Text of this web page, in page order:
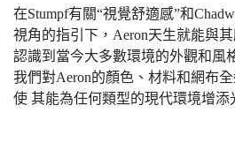
在Stumpf有關“視覺舒適感”和
視角的指引下，Aeron天生就能與
認識到當今大多數環境的外觀和風
我們對Aeron的顏色、材料和網布
使 其能為任何類型的現代環境增添